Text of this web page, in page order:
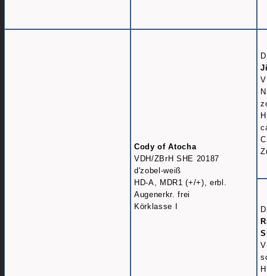
Cody of Atocha
VDH/ZBrH SHE 20187
d'zobel-weiß
HD-A, MDR1 (+/+), erbl.
Augenerkr. frei
Körklasse I